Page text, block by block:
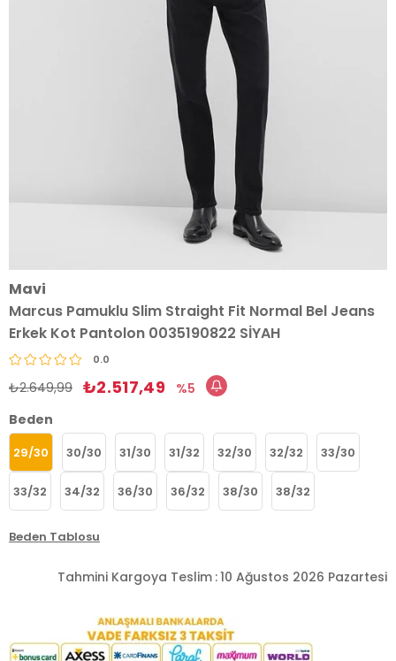
Mavi
Marcus Pamuklu Slim Straight Fit Normal Bel Jeans
Erkek Kot Pantolon 0035190822 SİYAH
0.0
₺2.649,99 ₺2.517,49
5
Beden
29/30 30/30 31/30 31/32 32/30 32/32 33/30
33/32 34/32 36/30 36/32 38/30 38/32
Beden Tablosu
Tahmini Kargoya Teslim :10 Ağustos 2026 Pazartesi